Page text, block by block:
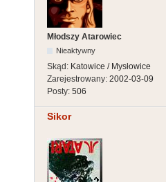
Młodszy Atarowiec
Nieaktywny
Skąd: Katowice / Mysłowice
Zarejestrowany: 2002-03-09
Posty: 506
Sikor